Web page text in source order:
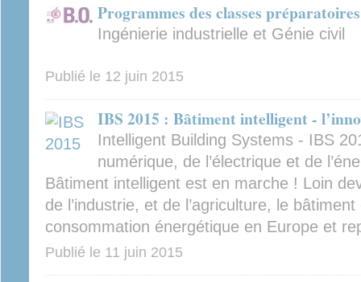
Programmes des classes
Ingénierie industrielle et Génie civil
Publié le 12 juin 2015
IBS 2015 : Bâtiment intelligent -
Intelligent Building Systems - IBS
numérique, de l’électrique et de
Bâtiment intelligent est en marche ! Loin
de l’industrie, et de l’agriculture, le
consommation énergétique en Europe et
Publié le 11 juin 2015